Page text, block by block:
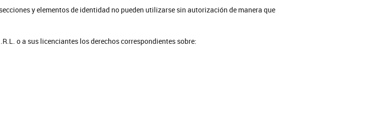
y elementos de identidad no pueden utilizarse sin autorización de manera que
o a sus licenciantes los derechos correspondientes sobre: